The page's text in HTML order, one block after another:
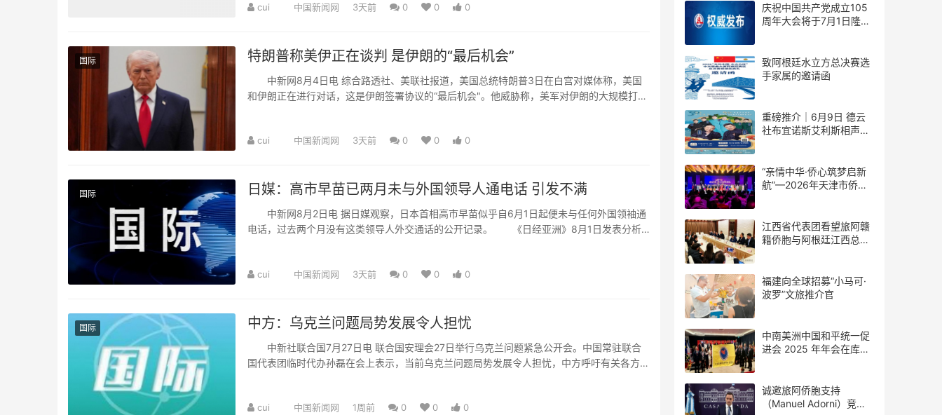
cui 中国新闻网 3天前 0 0 0
国际 特朗普称美伊正在谈判 是伊朗的“最后机会”
中新网8月4日电 综合路透社、美联社报道，美国总统特朗普3日在白宫对媒体称，美国
和伊朗正在进行对话，这是伊朗签署协议的“最后机会"。他威胁称，美军对伊朗的大规模打击
cui 中国新闻网 3天前 0 0 0
国际 日媒：高市早苗已两月未与外国领导人通电话 引发不满
中新网8月2日电 据日媒观察，日本首相高市早苗似乎自6月1日起便未与任何外国领袖通
电话，过去两个月没有这类领导人外交通话的公开记录。 《日经亚洲》8月1日发表分析
cui 中国新闻网 3天前 0 0 0
国际 中方：乌克兰问题局势发展令人担忧
中新社联合国7月27日电 联合国安理会27日举行乌克兰问题紧急公开会。中国常驻联合
国代表团临时代办孙磊在会上表示，当前乌克兰问题局势发展令人担忧，中方呼吁有关各方尽
cui 中国新闻网 1周前 0 0 0
庆祝中国共产党成立105
周年大会将于7月1日隆重
致阿根廷水立方总决赛选
手家属的邀请函
重磅推介｜6月9日 德云
社布宜诺斯艾利斯相声专
结！
“亲情中华·侨心筑梦启新
航”—2026年天津市侨界
江西省代表团看望旅阿赣
籍侨胞与阿根廷江西总商
福建向全球招募“小马可·
波罗”文旅推介官
中南美洲中国和平统一促
进会 2025 年年会在库拉
诚邀旅阿侨胞支持
（Manuel Adorni）竞选